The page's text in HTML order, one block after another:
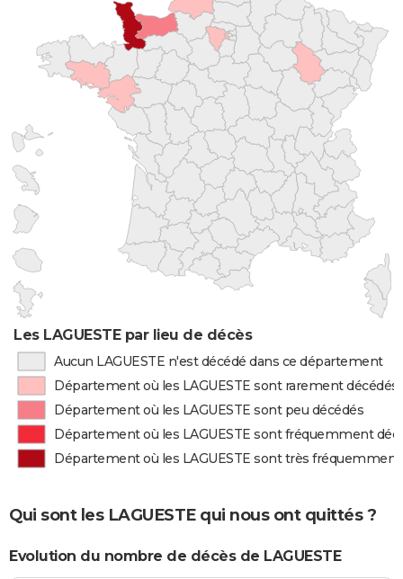
Les LAGUESTE par lieu de décès
Aucun LAGUESTE n'est décédé dans ce département
Département où les LAGUESTE sont rarement décédés
Département où les LAGUESTE sont peu décédés
Département où les LAGUESTE sont fréquemment
Département où les LAGUESTE sont très
Qui sont les LAGUESTE qui nous ont quittés ?
Evolution du nombre de décès de LAGUESTE